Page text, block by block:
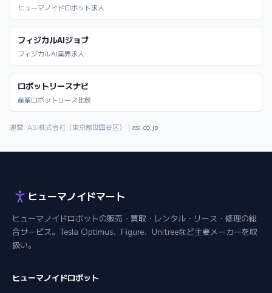
ヒューマノイドロボット求人
フィジカルAIジョブ
フィジカルAI業界求人
ロボットリースナビ
産業ロボットリース比較
運営: ASI株式会社（東京都世田谷区）｜ asi.co.jp
ヒューマノイドマート
ヒューマノイドロボットの販売・買取・レンタル・リース・修理の総
合サービス。Tesla Optimus、Figure、Unitreeなど主要メーカーを取
扱い。
ヒューマノイドロボット